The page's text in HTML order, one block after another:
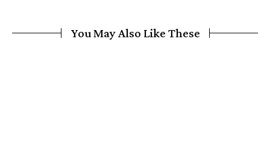
You May Also Like These